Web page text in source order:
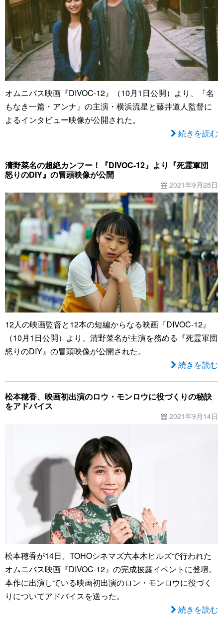
オムニバス映画『DIVOC-12』（10月1日公開）より、『名
もなき一篇・アンナ』の主演・横浜流星と藤井道人監督に
よるインタビュー映像が公開された。
続きを読む
清野菜名の超絶カンフー！『DIVOC-12』より『死霊軍団
怒りのDIY』の冒頭映像が公開
2021年9月28日
12人の映画監督と12本の短編からなる映画『DIVOC-12』
（10月1日公開）より、清野菜名が主演を務める『死霊軍団
怒りのDIY』の冒頭映像が公開された。
続きを読む
松本穂香、映画初出演のロウ・モンロウに役づくりの秘訣
をアドバイス
2021年9月14日
松本穂香が14日、TOHOシネマズ六本木ヒルズで行われた
オムニバス映画『DIVOC-12』の完成披露イベントに登壇。
本作に出演している映画初出演のロン・モンロウに役づく
りについてアドバイスを送った。
続きを読む